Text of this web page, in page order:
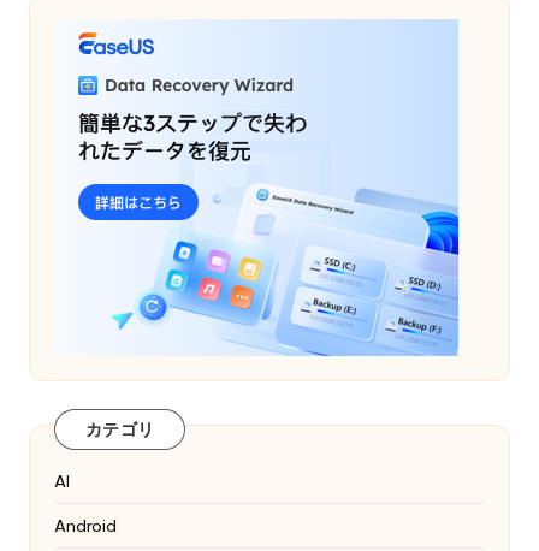
カテゴリ
AI
Android